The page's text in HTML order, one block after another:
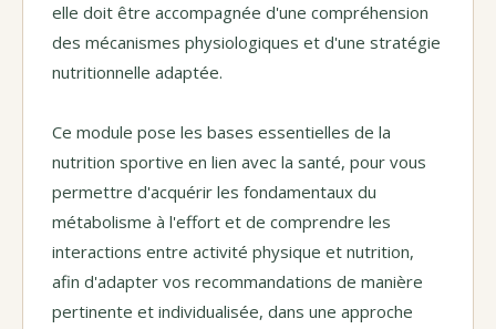
elle doit être accompagnée d'une compréhension
des mécanismes physiologiques et d'une stratégie
nutritionnelle adaptée.
Ce module pose les bases essentielles de la
nutrition sportive en lien avec la santé, pour vous
permettre d'acquérir les fondamentaux du
métabolisme à l'effort et de comprendre les
interactions entre activité physique et nutrition,
afin d'adapter vos recommandations de manière
pertinente et individualisée, dans une approche